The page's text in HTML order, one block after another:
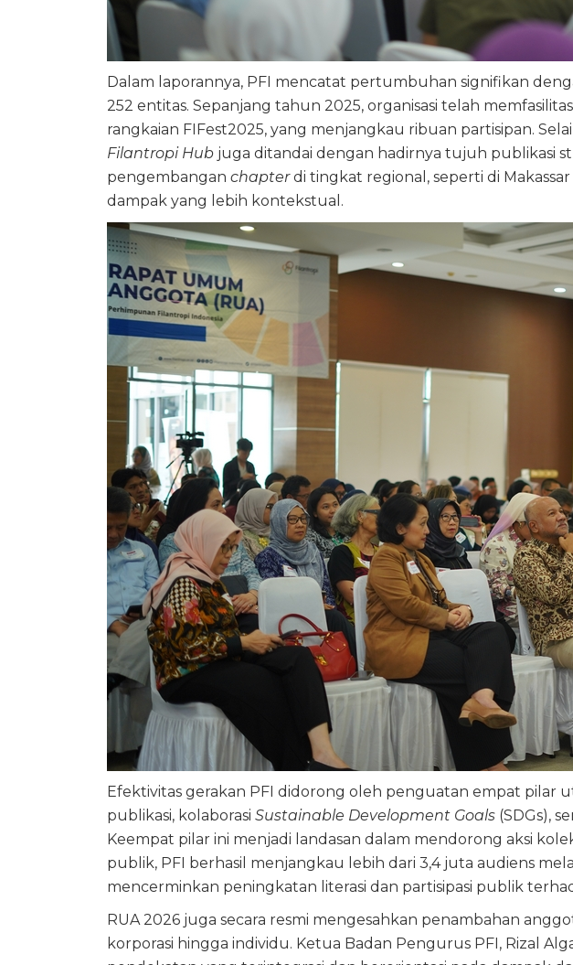
Dalam laporannya, PFI mencatat pertumbuhan signifikan
252 entitas. Sepanjang tahun 2025, organisasi telah
rangkaian FIFest2025, yang menjangkau ribuan partisipan.
Filantropi Hub juga ditandai dengan hadirnya tujuh publikasi
pengembangan chapterdi tingkat regional, seperti di
dampak yang lebih kontekstual.
Efektivitas gerakan PFI didorong oleh penguatan empat pilar
publikasi, kolaborasi Sustainable Development Goals (SDGs),
Keempat pilar ini menjadi landasan dalam mendorong aksi
publik, PFI berhasil menjangkau lebih dari 3,4 juta audiens
mencerminkan peningkatan literasi dan partisipasi publik
RUA 2026 juga secara resmi mengesahkan penambahan
korporasi hingga individu. Ketua Badan Pengurus PFI, Rizal